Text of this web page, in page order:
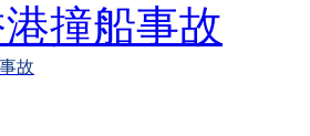
车翻车撞船事故
故